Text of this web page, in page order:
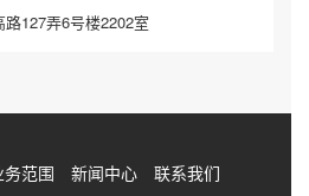
127弄6号楼2202室
务范围 新闻中心 联系我们